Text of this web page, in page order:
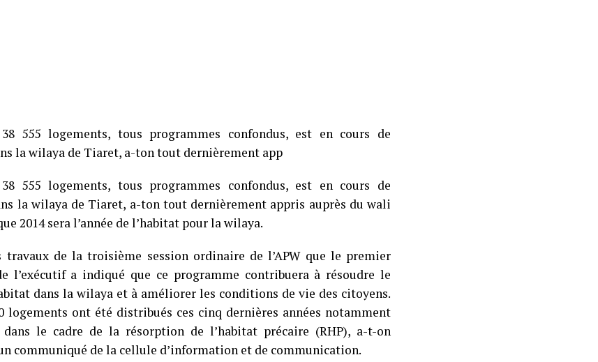
555 logements, tous programmes confondus, est en cours de
la wilaya de Tiaret, a-ton tout dernièrement app
555 logements, tous programmes confondus, est en cours de
la wilaya de Tiaret, a-ton tout dernièrement appris auprès du wali
2014 sera l’année de l’habitat pour la wilaya.
travaux de la troisième session ordinaire de l’APW que le premier
l’exécutif a indiqué que ce programme contribuera à résoudre le
dans la wilaya et à améliorer les conditions de vie des citoyens.
logements ont été distribués ces cinq dernières années notamment
dans le cadre de la résorption de l’habitat précaire (RHP), a-t-on
communiqué de la cellule d’information et de communication.